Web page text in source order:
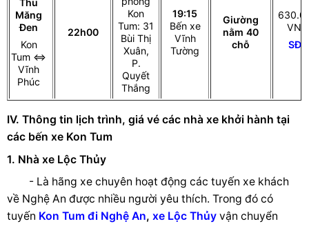
Thu
Măng
Đen
Kon
Tum ⇔
Vĩnh
Phúc
22h00
Kon
Tum: 31
Bùi Thị
Xuân,
P.
Quyết
Thắng
19:15
Bến xe
Vĩnh
Tường
Giường
nằm 40
chỗ
VNĐ
SĐT
IV. Thông tin lịch trình, giá vé các nhà xe khởi hành tại
các bến xe Kon Tum
1. Nhà xe Lộc Thủy
- Là hãng xe chuyên hoạt động các tuyến xe khách
về Nghệ An được nhiều người yêu thích. Trong đó có
tuyến Kon Tum đi Nghệ An, xe Lộc Thủy vận chuyển